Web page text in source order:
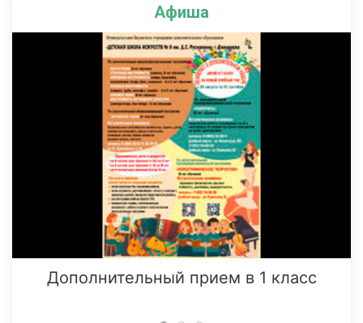
Афиша
Дополнительный прием в 1 класс